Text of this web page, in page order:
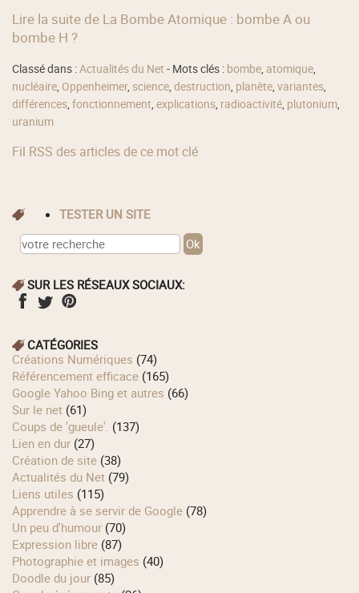
Lire la suite de La Bombe Atomique : bombe A ou
bombe H ?
Classé dans :Actualités du Net - Mots clés : bombe, atomique,
nucléaire, Oppenheimer, science,destruction, planète,variantes,
différences,fonctionnement,explications, radioactivité, plutonium,
uranium
Fil RSS des articles de ce mot clé
TESTER UN SITE
SUR LES RÉSEAUX SOCIAUX:
CATÉGORIES
Créations Numériques (74)
Référencement efficace (165)
Google Yahoo Bing et autres (66)
Sur le net (61)
Coups de 'gueule'. (137)
Lien en dur (27)
Création de site (38)
Actualités du Net (79)
Liens utiles (115)
Apprendre à se servir de Google (78)
Un peu d'humour (70)
Expression libre (87)
Photographie et images (40)
Doodle du jour (85)